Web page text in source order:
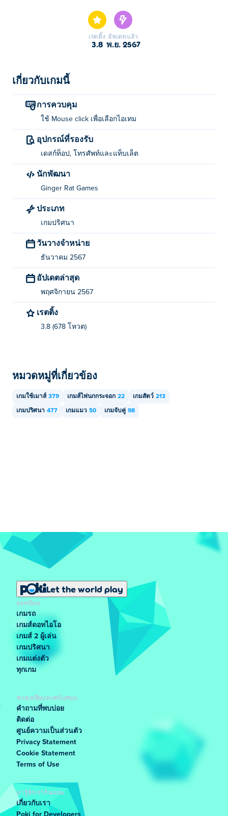
เสื้อผ้า และทุกมุมห้อง ในขณะที่คุณตามหาแมว คุณจะพบ
กับสิ่งของที่เหมือนกันกระจัดกระจายอยู่ทั่วไป จับคู่สิ่งของ
เหล่านี้เพื่อจัดระเบียบและเก็บกวาดพื้นที่ ซึ่งจะทำให้มอง
ก่อนเวลาจะหมด คุณพร้อมที่จะช่วยคุณยายผู้แสนน่ารัก
วิธีการเล่น Find a cat?
คลิกเพื่อเลือกสินค้า เชื่อมโยงสินค้าที่เหมือนกัน 2 ชิ้นเข้า
ด้วยกัน
ใครเป็นผู้สร้าง Find a cat?
Find a cat เป็นเกมแรกจาก Ginger Rat Games ที่พัฒนาโดย
ฉันสามารถเล่น Find a cat ได้ฟรีอย่างไร?
คุณสามารถเล่น Find a cat ได้ฟรีที่ Poki.
สก์ท็อปได้หรือไม่?
พกพา เช่น โทรศัพท์และแท็บเล็ต
เรตติ้ง
3.8
อัพเดทแล้ว
พ.ย. 2567
เกี่ยวกับเกมนี้
การควบคุม
ใช้ Mouse click เพื่อเลือกไอเทม
อุปกรณ์ที่รองรับ
เดสก์ท็อป, โทรศัพท์และแท็บเล็ต
นักพัฒนา
Ginger Rat Games
ประเภท
เกมปริศนา
วันวางจำหน่าย
ธันวาคม 2567
อัปเดตล่าสุด
พฤศจิกายน 2567
เรตติ้ง
3.8 (678 โหวต)
หมวดหมู่ที่เกี่ยวข้อง
เกมใช้เมาส์ 379 เกมส์ไพ่นกกระจอก 22 เกมสัตว์ 213
เกมปริศนา 477 เกมแมว 50 เกมจับคู่ 98
Let the world play
ยอดนิยม
เกมรถ
เกมส์ดอทไอโอ
เกมส์ 2 ผู้เล่น
เกมปริศนา
เกมแต่งตัว
ทุกเกม
ช่วยเหลือและสนับสนุน
คำถามที่พบบ่อย
ติดต่อ
ศูนย์ความเป็นส่วนตัว
Privacy Statement
Cookie Statement
Terms of Use
มารู้จักเรากันเถอะ
เกี่ยวกับเรา
Poki for Developers